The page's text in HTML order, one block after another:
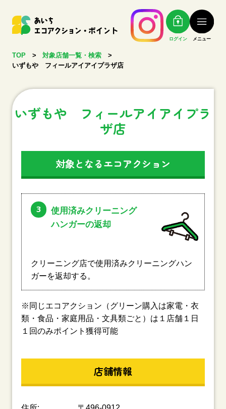
ログイン メニュー
TOP > 対象店舗一覧・検索
>
いずもや フィールアイアイプラザ店
いずもや フィールアイアイプラ
ザ店
対象となるエコアクション
3
使用済みクリーニング
ハンガーの返却
クリーニング店で使用済みクリーニングハン
ガーを返却する。
※同じエコアクション（グリーン購入は家電・衣
類・食品・家庭用品・文具類ごと）は１店舗１日
１回のみポイント獲得可能
店舗情報